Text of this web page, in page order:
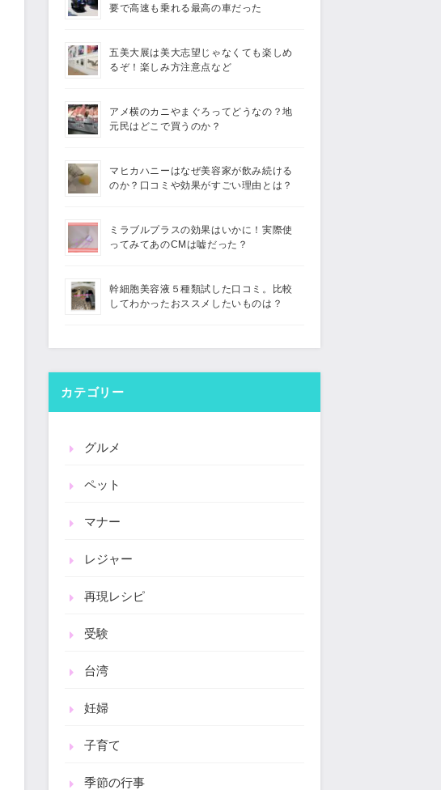
要で高速も乗れる最高の車だった
五美大展は美大志望じゃなくても楽しめ
るぞ！楽しみ方注意点など
アメ横のカニやまぐろってどうなの？地
元民はどこで買うのか？
マヒカハニーはなぜ美容家が飲み続ける
のか？口コミや効果がすごい理由とは？
ミラブルプラスの効果はいかに！実際使
ってみてあのCMは嘘だった？
幹細胞美容液５種類試した口コミ。比較
してわかったおススメしたいものは？
カテゴリー
グルメ
ペット
マナー
レジャー
再現レシピ
受験
台湾
妊婦
子育て
季節の行事